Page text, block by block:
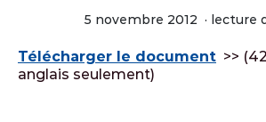
5 novembre 2012 · lecture
Télécharger le document >>
anglais seulement)